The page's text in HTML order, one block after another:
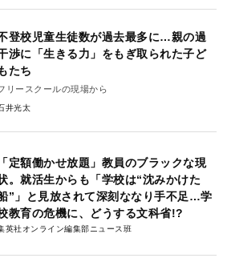
登校児童生徒数が過去最多に…親の過
渉に「生きる力」をもぎ取られた子ど
たち
リースクールの現場から
井光太
「定額働かせ放題」教員のブラックな現
。就活生からも「学校は“沈みかけた
”」と見放されて深刻ななり手不足…学
教育の危機に、どうする文科省!?
英社オンライン編集部ニュース班